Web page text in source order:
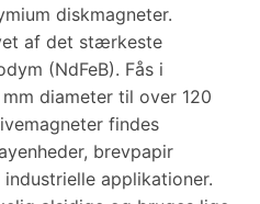
diskmagneter.
af det stærkeste
(NdFeB). Fås i
diameter til over 120
findes
brevpapir
applikationer.